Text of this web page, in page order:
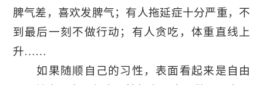
脾气差，喜欢发脾气；有人拖延症十分严重，不
到最后一刻不做行动；有人贪吃，体重直线上
升……
如果随顺自己的习性，表面看起来是自由